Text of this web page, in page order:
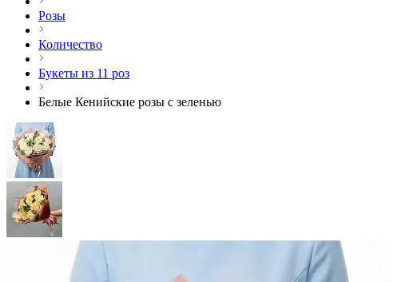
Розы
Количество
Букеты из 11 роз
Белые Кенийские розы с зеленью